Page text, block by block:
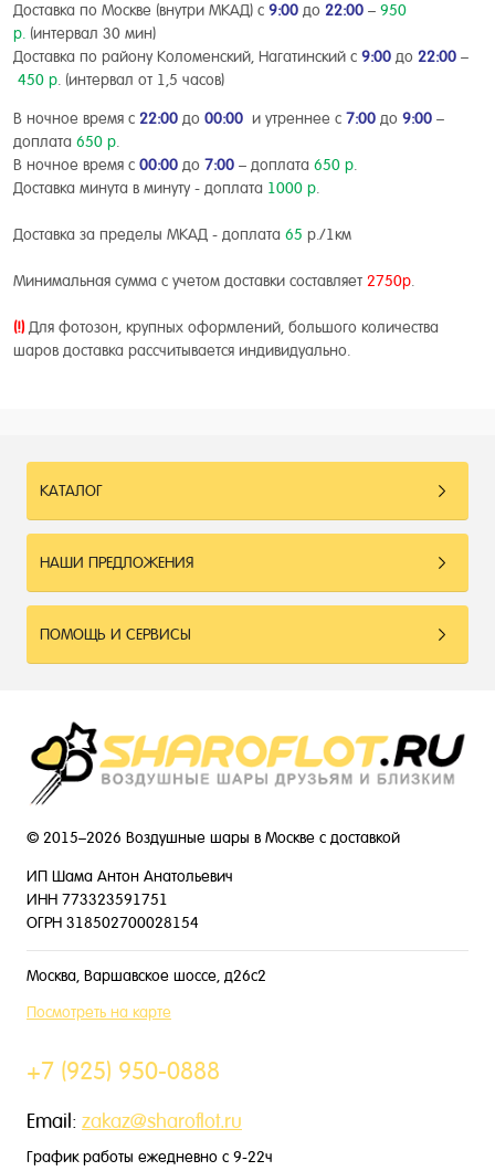
Доставка по Москве (внутри МКАД) с 9:00 до 22:00 – 950
р (интервал 30 мин)
Доставка по району Коломенский, Нагатинский с 9:00 до 22:00 –
450 р . (интервал от 1,5 часов)
В ночное время с 22:00 до 00:00 и утреннее с 7:00 до 9:00 –
доплата 650 р
В ночное время с 00:00 до 7:00 – доплата 650 р
Доставка минута в минуту - доплата 1000 р
Доставка за пределы МКАД - доплата 65 р./1км
Минимальная сумма с учетом доставки составляет 2750р
(!) Для фотозон, крупных оформлений, большого количества
шаров доставка рассчитывается индивидуально.
КАТАЛОГ
НАШИ ПРЕДЛОЖЕНИЯ
ПОМОЩЬ И СЕРВИСЫ
© 2015–2026 Воздушные шары в Москве с доставкой
ИП Шама Антон Анатольевич
ИНН 773323591751
ОГРН 318502700028154
Москва, Варшавское шоссе, д26с2
Посмотреть на карте
+7 (925) 950-0888
Email: zakaz@sharoflot.ru
График работы ежедневно с 9-22ч